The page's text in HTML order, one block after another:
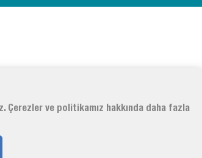
Çerezler ve politikamız hakkında daha fazla